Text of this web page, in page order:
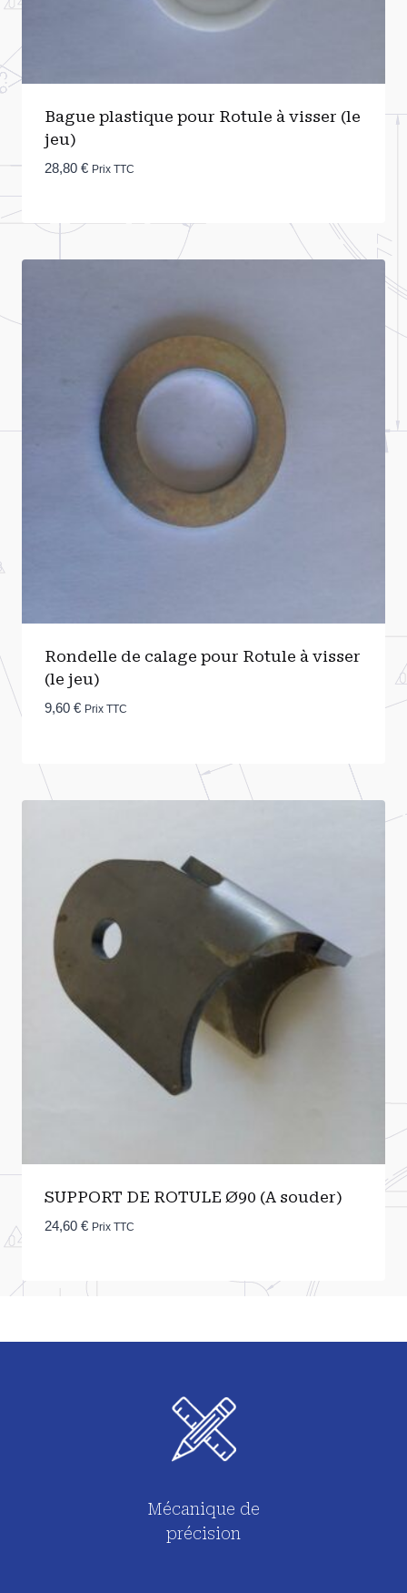
Bague plastique pour Rotule à visser (le
jeu)
28,80 € Prix TTC
Rondelle de calage pour Rotule à visser
(le jeu)
9,60 € Prix TTC
SUPPORT DE ROTULE Ø90 (A souder)
24,60 € Prix TTC
Mécanique de
précision